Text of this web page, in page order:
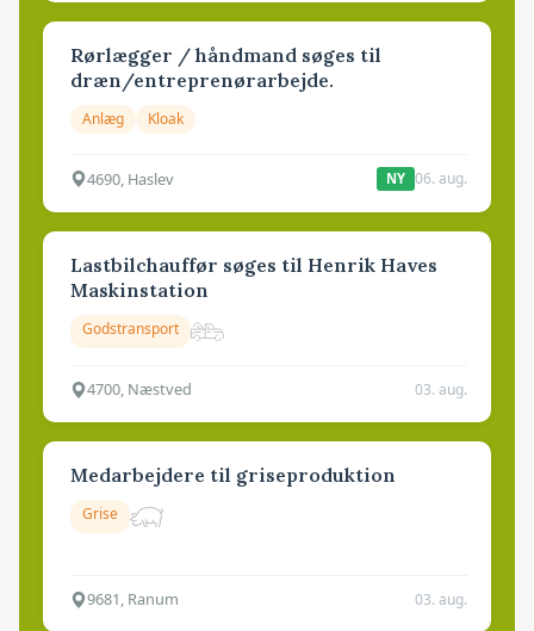
Rørlægger / håndmand søges til
dræn/entreprenørarbejde.
Anlæg Kloak
4690, Haslev NY 06. aug.
Lastbilchauffør søges til Henrik Haves
Maskinstation
Godstransport
4700, Næstved 03. aug.
Medarbejdere til griseproduktion
Grise
9681, Ranum 03. aug.